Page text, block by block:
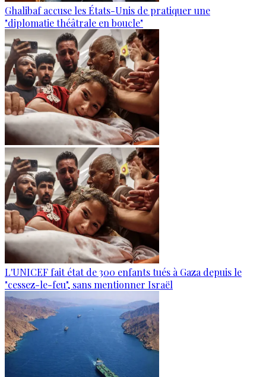
Ghalibaf accuse les États-Unis de pratiquer une
"diplomatie théâtrale en boucle"
L'UNICEF fait état de 300 enfants tués à Gaza depuis le
"cessez-le-feu", sans mentionner Israël